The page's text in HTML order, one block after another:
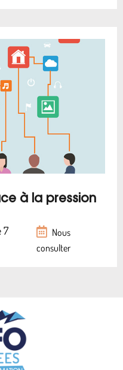
à la pression
7
Nous
consulter